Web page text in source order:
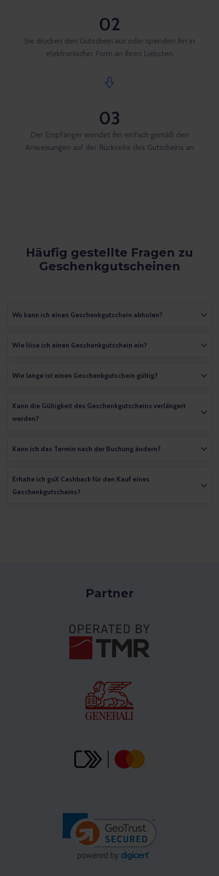
02
Sie drucken den Gutschein aus oder spenden ihn in
elektronischer Form an Ihren Liebsten
03
Der Empfänger wendet ihn einfach gemäß den
Anweisungen auf der Rückseite des Gutscheins an
Häufig gestellte Fragen zu
Geschenkgutscheinen
Wo kann ich einen Geschenkgutschein abholen?
Wie löse ich einen Geschenkgutschein ein?
Wie lange ist einen Geschenkgutschein gültig?
Kann die Gültigkeit des Geschenkgutscheins verlängert
werden?
Kann ich das Termin nach der Buchung ändern?
Erhalte ich goX Cashback für den Kauf eines
Geschenkgutscheins?
Partner